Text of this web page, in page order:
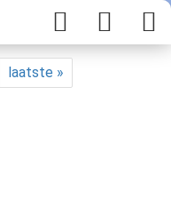
laatste »